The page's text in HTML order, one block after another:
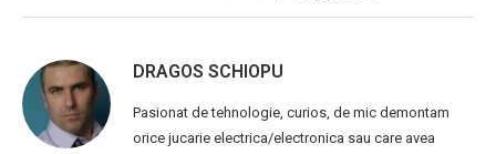
DRAGOS SCHIOPU
Pasionat de tehnologie, curios, de mic demontam
orice jucarie electrica/electronica sau care avea